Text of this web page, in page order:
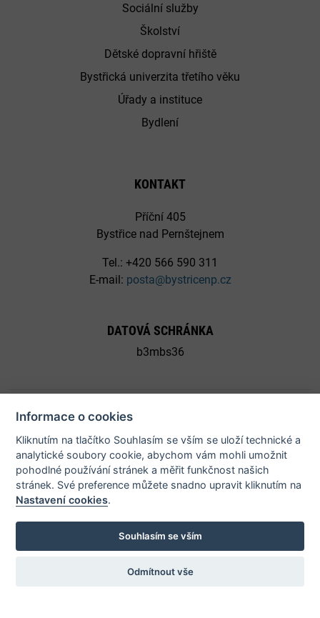
Informace o cookies
Kliknutím na tlačítko Souhlasím se vším se uloží technické a
analytické soubory cookie, abychom vám mohli umožnit
pohodlné používání stránek a měřit funkčnost našich
stránek. Své preference můžete snadno upravit kliknutím na
Nastavení cookies.
Souhlasím se vším
Odmítnout vše
Sociální služby
Školství
Dětské dopravní hřiště
Bystřická univerzita třetího věku
Úřady a instituce
Bydlení
KONTAKT
Příční 405
Bystřice nad Pernštejnem
Tel.: +420 566 590 311
E-mail: posta@bystricenp.cz
DATOVÁ SCHRÁNKA
b3mbs36
© 2026 Město Bystřice nad Pernštejnem - všechna práva
vyhrazena |Prohlášení o přístupnosti